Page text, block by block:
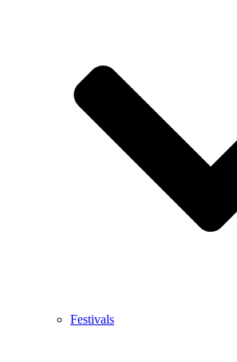
Festivals